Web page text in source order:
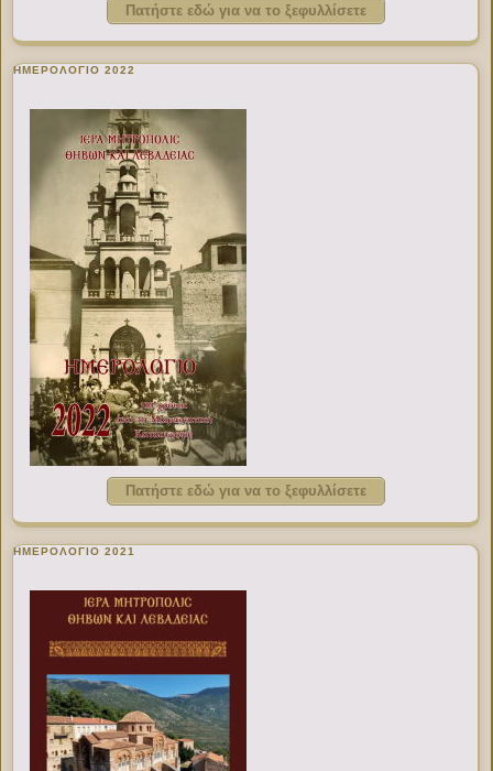
Πατήστε εδώ για να το ξεφυλλίσετε
ΗΜΕΡΟΛΟΓΙΟ 2022
Πατήστε εδώ για να το ξεφυλλίσετε
ΗΜΕΡΟΛΟΓΙΟ 2021